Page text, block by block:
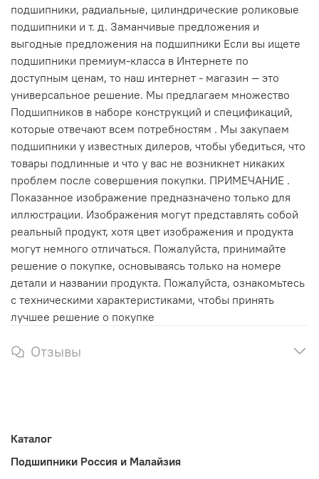
подшипники, радиальные, цилиндрические роликовые
подшипники и т. д. Заманчивые предложения и
выгодные предложения на подшипники Если вы ищете
подшипники премиум-класса в Интернете по
доступным ценам, то наш интернет - магазин — это
универсальное решение. Мы предлагаем множество
Подшипников в наборе конструкций и спецификаций,
которые отвечают всем потребностям . Мы закупаем
подшипники у известных дилеров, чтобы убедиться, что
товары подлинные и что у вас не возникнет никаких
проблем после совершения покупки. ПРИМЕЧАНИЕ .
Показанное изображение предназначено только для
иллюстрации. Изображения могут представлять собой
реальный продукт, хотя цвет изображения и продукта
могут немного отличаться. Пожалуйста, принимайте
решение о покупке, основываясь только на номере
детали и названии продукта. Пожалуйста, ознакомьтесь
с техническими характеристиками, чтобы принять
лучшее решение о покупке
Отзывы
Каталог
Подшипники Россия и Малайзия